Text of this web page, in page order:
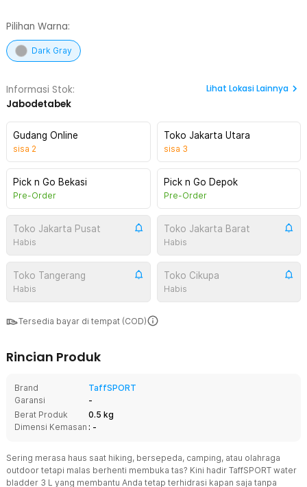
Pilihan Warna:
Dark Gray
Informasi Stok:
Jabodetabek
Lihat Lokasi Lainnya
Gudang Online
sisa 2
Toko Jakarta Utara
sisa 3
Pick n Go Bekasi
Pre-Order
Pick n Go Depok
Pre-Order
Toko Jakarta Pusat
Habis
Toko Jakarta Barat
Habis
Toko Tangerang
Habis
Toko Cikupa
Habis
Tersedia bayar di tempat (COD)
Rincian Produk
Brand
TaffSPORT
Garansi
-
Berat Produk
0.5 kg
Dimensi Kemasan : -
Sering merasa haus saat hiking, bersepeda, camping, atau olahraga
outdoor tetapi malas berhenti membuka tas? Kini hadir TaffSPORT water
bladder 3 L yang membantu Anda tetap terhidrasi kapan saja tanpa